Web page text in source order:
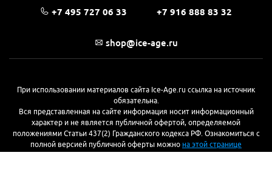
+7 495 727 06 33 +7 916 888 83 32
shop@ice-age.ru
При использовании материалов сайта Ice-Age.ru ссылка на источник
обязательна.
Вся представленная на сайте информация носит информационный
характер и не является публичной офертой, определяемой
положениями Статьи 437(2) Гражданского кодекса РФ. Ознакомиться с
полной версией публичной оферты можно на этой странице